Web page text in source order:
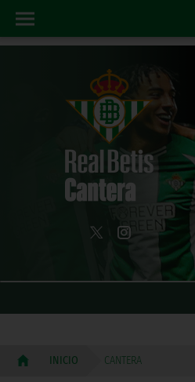
INICIO CANTERA